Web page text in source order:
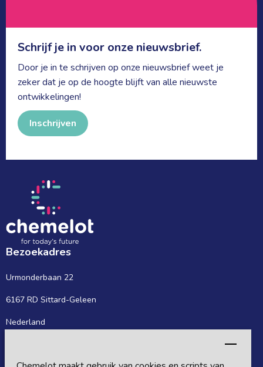
Schrijf je in voor onze nieuwsbrief.
Door je in te schrijven op onze nieuwsbrief weet je
zeker dat je op de hoogte blijft van alle nieuwste
ontwikkelingen!
Inschrijven
Bezoekadres
Urmonderbaan 22
6167 RD Sittard-Geleen
Nederland